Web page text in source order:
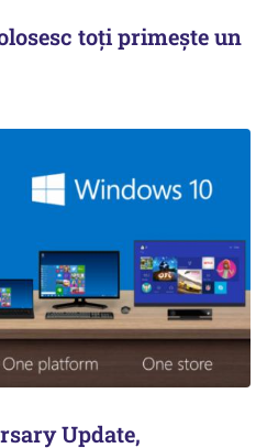
toți primește un
Update,